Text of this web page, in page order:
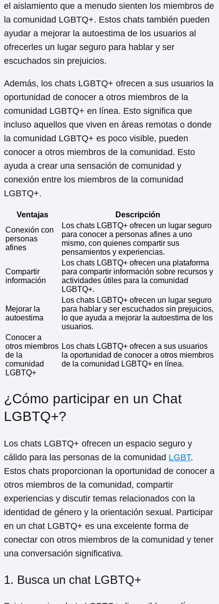
el aislamiento que a menudo sienten los miembros de
la comunidad LGBTQ+. Estos chats también pueden
ayudar a mejorar la autoestima de los usuarios al
ofrecerles un lugar seguro para hablar y ser
escuchados sin prejuicios.
Además, los chats LGBTQ+ ofrecen a sus usuarios la
oportunidad de conocer a otros miembros de la
comunidad LGBTQ+ en línea. Esto significa que
incluso aquellos que viven en áreas remotas o donde
la comunidad LGBTQ+ es poco visible, pueden
conocer a otros miembros de la comunidad. Esto
ayuda a crear una sensación de comunidad y
conexión entre los miembros de la comunidad
LGBTQ+.
Ventajas
Descripción
Conexión con
personas
afines
Los chats LGBTQ+ ofrecen un lugar seguro
para conocer a personas afines a uno
mismo, con quienes compartir sus
pensamientos y experiencias.
Compartir
información
Los chats LGBTQ+ ofrecen una plataforma
para compartir información sobre recursos y
actividades útiles para la comunidad
LGBTQ+.
Mejorar la
autoestima
Los chats LGBTQ+ ofrecen un lugar seguro
para hablar y ser escuchados sin prejuicios,
lo que ayuda a mejorar la autoestima de los
usuarios.
Conocer a
otros miembros
de la
comunidad
LGBTQ+
Los chats LGBTQ+ ofrecen a sus usuarios
la oportunidad de conocer a otros miembros
de la comunidad LGBTQ+ en línea.
¿Cómo participar en un Chat
LGBTQ+?
Los chats LGBTQ+ ofrecen un espacio seguro y
cálido para las personas de la comunidad LGBT.
Estos chats proporcionan la oportunidad de conocer a
otros miembros de la comunidad, compartir
experiencias y discutir temas relacionados con la
identidad de género y la orientación sexual. Participar
en un chat LGBTQ+ es una excelente forma de
conectar con otros miembros de la comunidad y tener
una conversación significativa.
1. Busca un chat LGBTQ+